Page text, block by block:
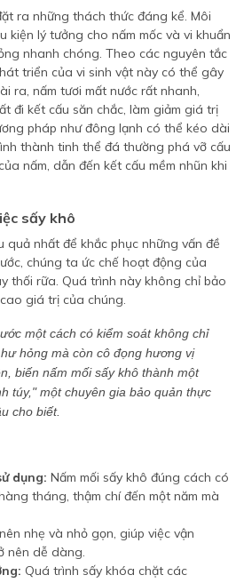
ra những thách thức đáng kể. Môi
kiện lý tưởng cho nấm mốc và vi khuẩn
nhanh chóng. Theo các nguyên tắc
triển của vi sinh vật này có thể gây
ra, nấm tươi mất nước rất nhanh,
đi kết cấu săn chắc, làm giảm giá trị
pháp như đông lạnh có thể kéo dài
thành tinh thể đá thường phá vỡ cấu
nấm, dẫn đến kết cấu mềm nhũn khi
sấy khô
quả nhất để khắc phục những vấn đề
chúng ta ức chế hoạt động của
thối rữa. Quá trình này không chỉ bảo
giá trị của chúng.
một cách có kiểm soát không chỉ
hỏng mà còn cô đọng hương vị
biến nấm mối sấy khô thành một
túy," một chuyên gia bảo quản thực
cho biết.
dụng: Nấm mối sấy khô đúng cách có
tháng, thậm chí đến một năm mà
nhẹ và nhỏ gọn, giúp việc vận
nên dễ dàng.
Quá trình sấy khóa chặt các